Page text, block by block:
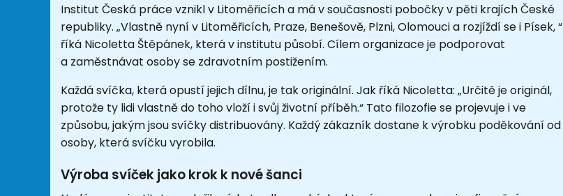
Institut Česká práce vznikl v Litoměřicích a má v současnosti pobočky v pěti krajích České
republiky. „Vlastně nyní v Litoměřicích, Praze, Benešově, Plzni, Olomouci a rozjíždí se i Písek, “
říká Nicoletta Štěpánek, která v institutu působí. Cílem organizace je podporovat
a zaměstnávat osoby se zdravotním postižením.
Každá svíčka, která opustí jejich dílnu, je tak originální. Jak říká Nicoletta: „Určitě je originál,
protože ty lidi vlastně do toho vloží i svůj životní příběh.“ Tato filozofie se projevuje i ve
způsobu, jakým jsou svíčky distribuovány. Každý zákazník dostane k výrobku poděkování od
osoby, která svíčku vyrobila.
Výroba svíček jako krok k nové šanci